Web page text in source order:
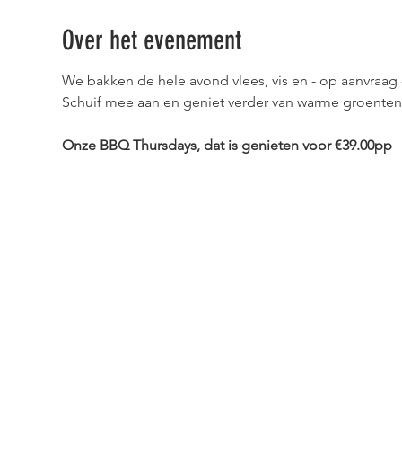
Over het evenement
We bakken de hele avond vlees, vis en - op
Schuif mee aan en geniet verder van warme
Onze BBQ Thursdays, dat is genieten voor €39.00pp